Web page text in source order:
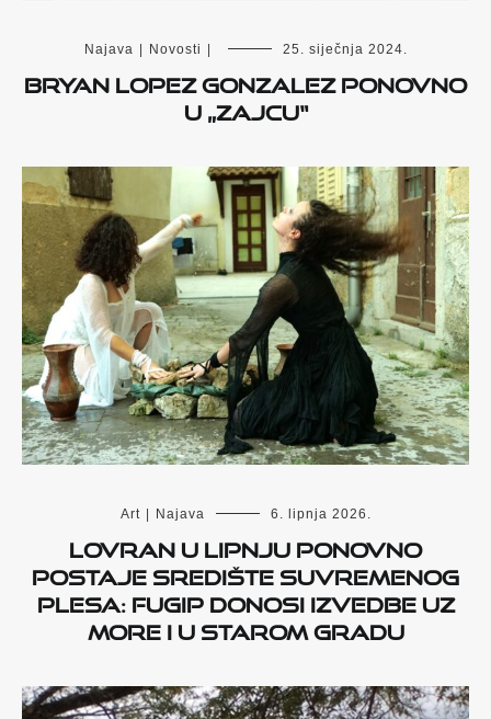
Najava | Novosti | 25. siječnja 2024.
Bryan Lopez Gonzalez ponovno
u „Zajcu“
Art | Najava 6. lipnja 2026.
Lovran u lipnju ponovno
postaje središte suvremenog
plesa: FUGIP donosi izvedbe uz
more i u Starom gradu